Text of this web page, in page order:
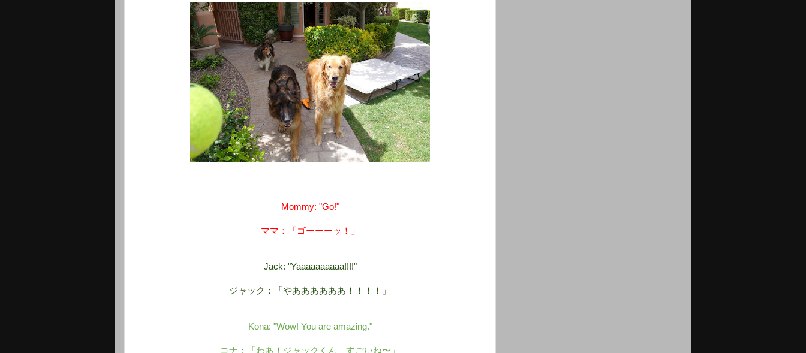
Mommy: "Go!"
ママ：「ゴーーーッ！」
Jack: "Yaaaaaaaaaa!!!!"
ジャック：「やああああああ！！！！」
Kona: "Wow! You are amazing."
コナ：「わあ！ジャックくん、すごいね〜」